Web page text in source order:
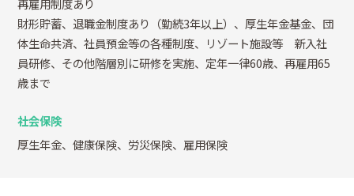
再雇用制度あり
財形貯蓄、退職金制度あり（勤続3年以上）、厚生年金基金、団
体生命共済、社員預金等の各種制度、リゾート施設等 新入社
員研修、その他階層別に研修を実施、定年一律60歳、再雇用65
歳まで
社会保険
厚生年金、健康保険、労災保険、雇用保険